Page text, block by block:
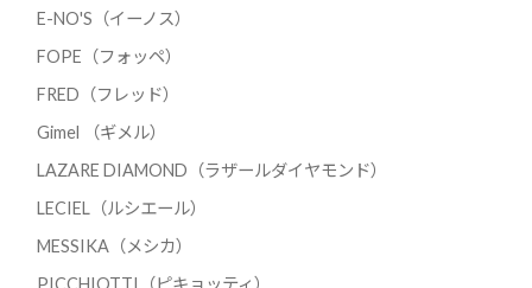
E-NO'S（イーノス）
FOPE（フォッペ）
FRED（フレッド）
Gimel （ギメル）
LAZARE DIAMOND（ラザールダイヤモンド）
LECIEL（ルシエール）
MESSIKA（メシカ）
PICCHIOTTI（ピキョッティ）